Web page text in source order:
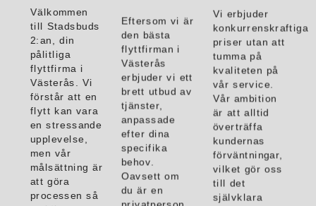
Välkommen
till Stadsbuds
2:an, din
pålitliga
flyttfirma i
Västerås. Vi
förstår att en
flytt kan vara
en stressande
upplevelse,
men vår
målsättning är
att göra
processen så
Eftersom vi är
den bästa
flyttfirman i
Västerås
erbjuder vi ett
brett utbud av
tjänster,
anpassade
efter dina
specifika
behov.
Oavsett om
du är en
Vi erbjuder
konkurrenskraftiga
priser utan att
tumma på
kvaliteten på
vår service.
Vår ambition
är att alltid
överträffa
kundernas
förväntningar,
vilket gör oss
till det
självklara